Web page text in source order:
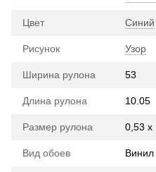
Цвет Синий
Рисунок Узор
Ширина рулона 53
Длина рулона 10.05
Размер рулона 0,53 х
Вид обоев